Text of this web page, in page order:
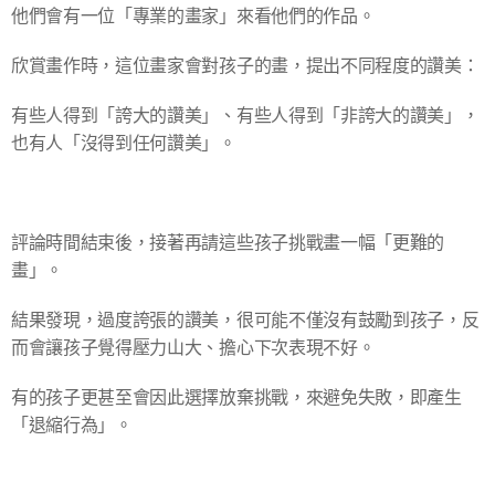
他們會有一位「專業的畫家」來看他們的作品。
欣賞畫作時，這位畫家會對孩子的畫，提出不同程度的讚美：
有些人得到「誇大的讚美」、有些人得到「非誇大的讚美」，
也有人「沒得到任何讚美」。
評論時間結束後，接著再請這些孩子挑戰畫一幅「更難的
畫」。
結果發現，過度誇張的讚美，很可能不僅沒有鼓勵到孩子，反
而會讓孩子覺得壓力山大、擔心下次表現不好。
有的孩子更甚至會因此選擇放棄挑戰，來避免失敗，即產生
「退縮行為」。